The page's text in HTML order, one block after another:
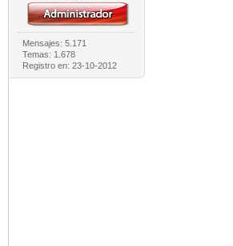
Mensajes: 5.171
Temas: 1.678
Registro en: 23-10-2012